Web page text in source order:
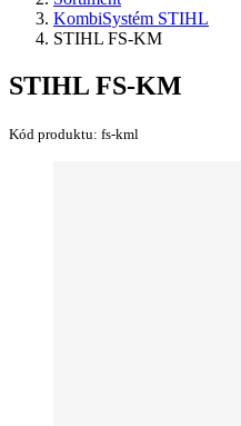
KombiSystém STIHL
STIHL FS-KM
STIHL FS-KM
Kód produktu: fs-kml